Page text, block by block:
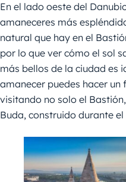
En el lado oeste del
amaneceres más
natural que hay en el
por lo que ver cómo el sol
más bellos de la ciudad es
amanecer puedes hacer un
visitando no solo el
Buda, construido durante el